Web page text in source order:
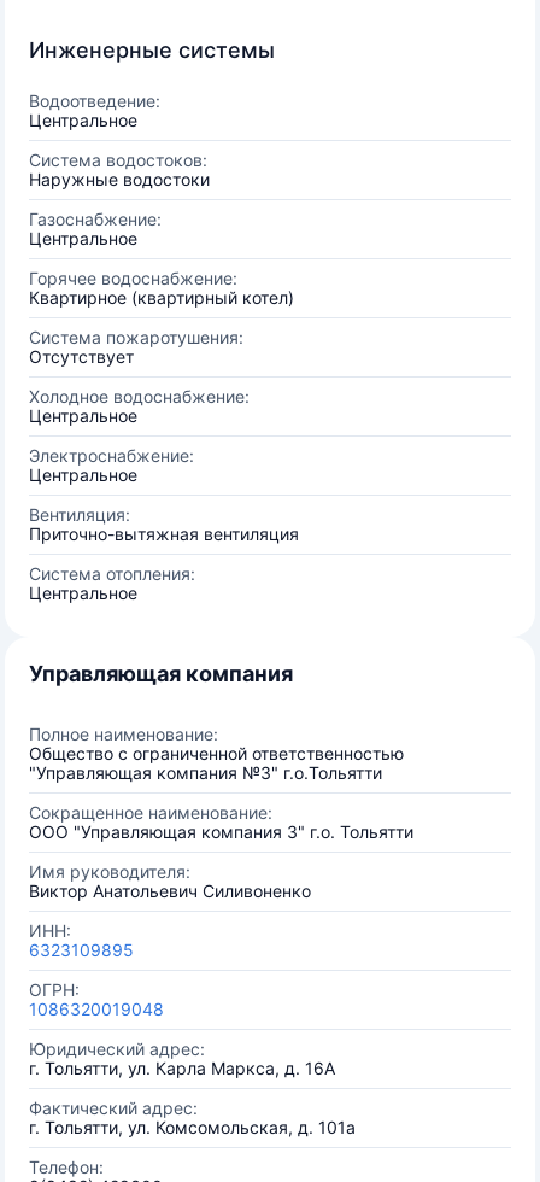
Инженерные системы
Водоотведение:
Центральное
Система водостоков:
Наружные водостоки
Газоснабжение:
Центральное
Горячее водоснабжение:
Квартирное (квартирный котел)
Система пожаротушения:
Отсутствует
Холодное водоснабжение:
Центральное
Электроснабжение:
Центральное
Вентиляция:
Приточно-вытяжная вентиляция
Система отопления:
Центральное
Управляющая компания
Полное наименование:
Общество с ограниченной ответственностью
"Управляющая компания №3" г.о.Тольятти
Сокращенное наименование:
ООО "Управляющая компания 3" г.о. Тольятти
Имя руководителя:
Виктор Анатольевич Силивоненко
ИНН:
6323109895
ОГРН:
1086320019048
Юридический адрес:
г. Тольятти, ул. Карла Маркса, д. 16А
Фактический адрес:
г. Тольятти, ул. Комсомольская, д. 101а
Телефон: